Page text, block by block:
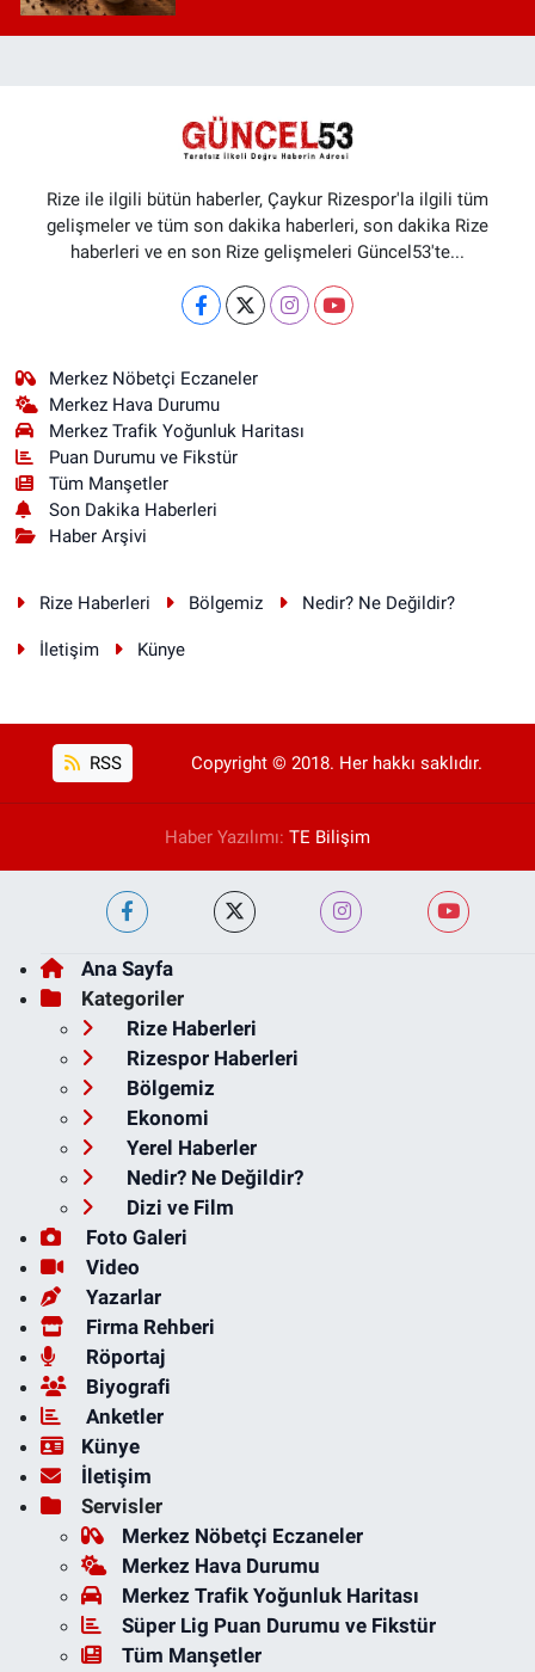
Rize ile ilgili bütün haberler, Çaykur Rizespor'la ilgili tüm
gelişmeler ve tüm son dakika haberleri, son dakika Rize
haberleri ve en son Rize gelişmeleri Güncel53'te...
Merkez Nöbetçi Eczaneler
Merkez Hava Durumu
Merkez Trafik Yoğunluk Haritası
Puan Durumu ve Fikstür
Tüm Manşetler
Son Dakika Haberleri
Haber Arşivi
Rize Haberleri Bölgemiz Nedir? Ne Değildir?
İletişim Künye
RSS Copyright © 2018. Her hakkı saklıdır.
Haber Yazılımı: TE Bilişim
Ana Sayfa
Kategoriler
Rize Haberleri
Rizespor Haberleri
Bölgemiz
Ekonomi
Yerel Haberler
Nedir? Ne Değildir?
Dizi ve Film
Foto Galeri
Video
Yazarlar
Firma Rehberi
Röportaj
Biyografi
Anketler
Künye
İletişim
Servisler
Merkez Nöbetçi Eczaneler
Merkez Hava Durumu
Merkez Trafik Yoğunluk Haritası
Süper Lig Puan Durumu ve Fikstür
Tüm Manşetler